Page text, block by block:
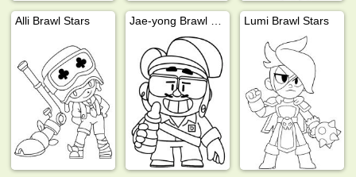
Alli Brawl Stars Lumi Brawl Stars